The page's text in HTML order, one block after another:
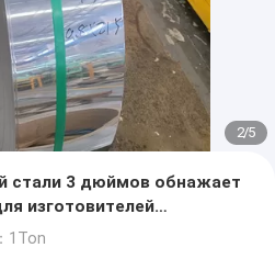
2/5
стали 3 дюймов обнажает
изготовителей
1Ton